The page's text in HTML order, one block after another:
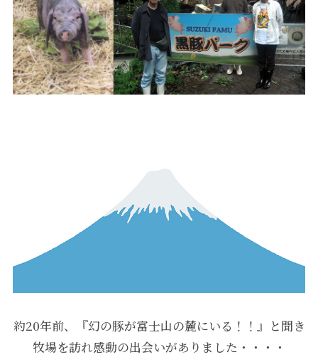
約20年前、『幻の豚が富士山の麓にいる！！』と聞き
牧場を訪れ感動の出会いがありました・・・・